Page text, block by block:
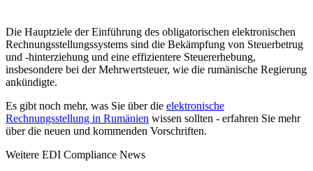
Die Hauptziele der Einführung des obligatorischen elektronischen
Rechnungsstellungssystems sind die Bekämpfung von Steuerbetrug
und -hinterziehung und eine effizientere Steuererhebung,
insbesondere bei der Mehrwertsteuer, wie die rumänische Regierung
ankündigte.
Es gibt noch mehr, was Sie über die elektronische
Rechnungsstellung in Rumänien wissen sollten - erfahren Sie mehr
über die neuen und kommenden Vorschriften.
Weitere EDI Compliance News